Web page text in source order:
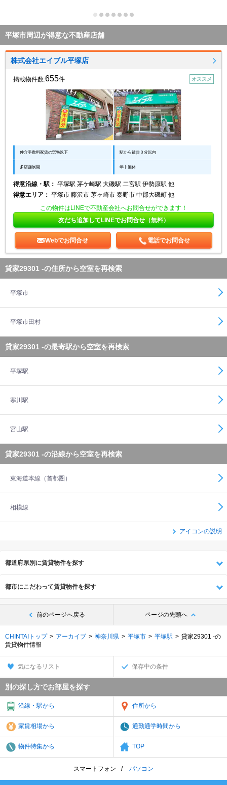
平塚市周辺が得意な不動産店舗
株式会社エイブル平塚店
掲載物件数:655件 オススメ
仲介手数料家賃の55%以下 駅から徒歩３分以内
多店舗展開 年中無休
得意沿線・駅： 平塚駅 茅ケ崎駅 大磯駅 二宮駅 伊勢原駅 他
得意エリア： 平塚市 藤沢市 茅ヶ崎市 秦野市 中郡大磯町 他
この物件はLINEで不動産会社へお問合せができます！
友だち追加してLINEでお問合せ（無料）
Webでお問合せ 電話でお問合せ
貸家29301 -の住所から空室を再検索
平塚市
平塚市田村
貸家29301 -の最寄駅から空室を再検索
平塚駅
寒川駅
宮山駅
貸家29301 -の沿線から空室を再検索
東海道本線（首都圏）
相模線
アイコンの説明
都道府県別に賃貸物件を探す
都市にこだわって賃貸物件を探す
前のページへ戻る ページの先頭へ
CHINTAIトップ アーカイブ 神奈川県 平塚市 平塚駅
貸家29301 -の
賃貸物件情報
気になるリスト 保存中の条件
別の探し方でお部屋を探す
沿線・駅から 住所から
家賃相場から 通勤通学時間から
物件特集から TOP
スマートフォン パソコン